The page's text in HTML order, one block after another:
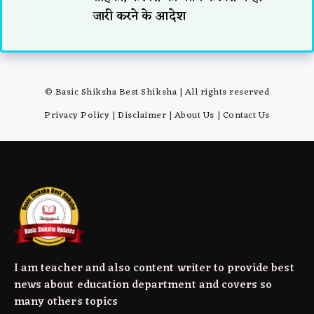
जारी करने के आदेश
© Basic Shiksha Best Shiksha | All rights reserved
Privacy Policy |Disclaimer | About Us | Contact Us
I am teacher and also content writer to provide best
news about education department and covers so
many others topics